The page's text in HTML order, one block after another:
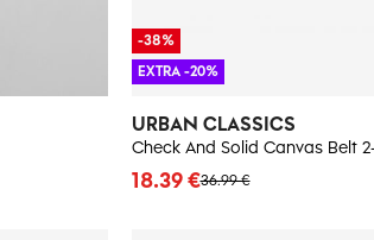
URBAN CLASSICS
36.99 €
18.39 €
-38%
EXTRA -20%